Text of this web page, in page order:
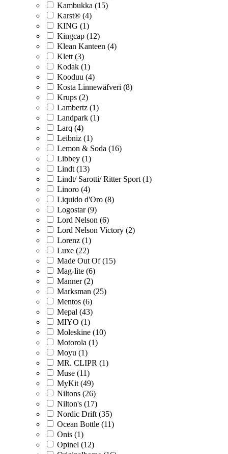
Kambukka (15)
Karst® (4)
KING (1)
Kingcap (12)
Klean Kanteen (4)
Klett (3)
Kodak (1)
Kooduu (4)
Kosta Linnewäfveri (8)
Krups (2)
Lambertz (1)
Landpark (1)
Larq (4)
Leibniz (1)
Lemon & Soda (16)
Libbey (1)
Lindt (13)
Lindt/ Sarotti/ Ritter Sport (1)
Linoro (4)
Liquido d'Oro (8)
Logostar (9)
Lord Nelson (6)
Lord Nelson Victory (2)
Lorenz (1)
Luxe (22)
Made Out Of (15)
Mag-lite (6)
Manner (2)
Marksman (25)
Mentos (6)
Mepal (43)
MIYO (1)
Moleskine (10)
Motorola (1)
Moyu (1)
MR. CLIPR (1)
Muse (11)
MyKit (49)
Niltons (26)
Nilton's (17)
Nordic Drift (35)
Ocean Bottle (11)
Onis (1)
Opinel (12)